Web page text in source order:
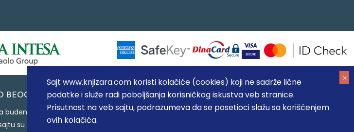
Sajt www.knjizara.com koristi kolačiće (cookies) koji ne sadrže lične
podatke i služe radi poboljšanja korisničkog iskustva veb stranice.
Prisutnost na veb sajtu, podrazumeva da se posetioci slažu sa korišćenjem
ovih kolačića.
(NOVI BEOGRAD), PIB: 105184104, MB: 20337524
što precizniji u opisu proizvoda, prikazu slika i samih cena, ali ne možemo garantovati da su
su deo naše ponude i ne podrazumeva da su dostupni u svakom trenutku.